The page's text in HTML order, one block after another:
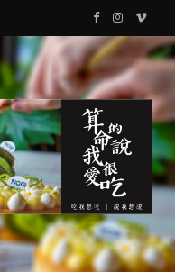
F
a
c
e
b
o
k
I
s
g
r
a
V
i